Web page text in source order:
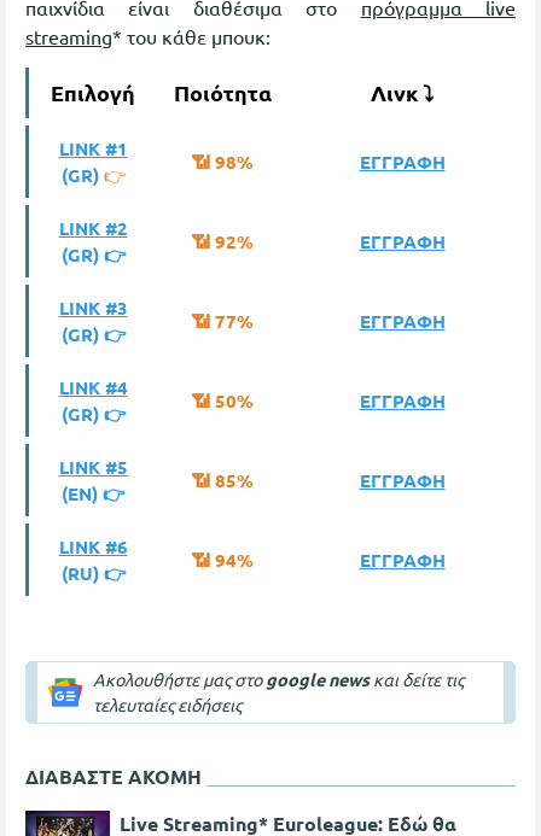
παιχνίδια είναι διαθέσιμα στο πρόγραμμα live
streaming* του κάθε μπουκ:
Επιλογή Ποιότητα Λινκ ⤵
LINK #1
(GR) 👉
📶 98% ΕΓΓΡΑΦΗ
LINK #2
(GR) 👉
📶 92% ΕΓΓΡΑΦΗ
LINK #3
(GR) 👉
📶 77% ΕΓΓΡΑΦΗ
LINK #4
(GR) 👉
📶 50% ΕΓΓΡΑΦΗ
LINK #5
(ΕΝ) 👉
📶 85% ΕΓΓΡΑΦΗ
LINK #6
(RU) 👉
📶 94% ΕΓΓΡΑΦΗ
Ακολουθήστε μας στοgoogle newsκαι δείτε τις
τελευταίες ειδήσεις
ΔΙΑΒΑΣΤΕ ΑΚΟΜΗ
Live Streaming* Euroleague: Εδώ θα